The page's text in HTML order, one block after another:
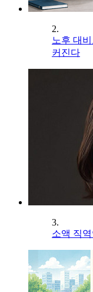
2.
노후 대
커진다
3.
소액 직